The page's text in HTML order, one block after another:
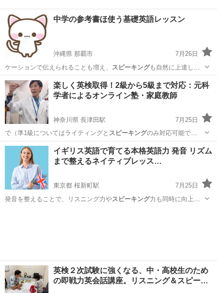
中学の参考書ほ使う基礎英語レッスン
沖縄県 那覇市
7月26日
ケーションで伝えられることも増え、
スピーキングも自然に上達しま
す。 「英単語・…
沖縄 那覇市 英語/基礎英語 レッスン
楽しく英検取得！2級から5級まで対応：元科
学者によるオンライン塾・家庭教師
神奈川県 長津田駅
7月25日
で（準1級についてはライティングと スピーキングのみ対応可能で
す。） 新しく導入…
神奈川 横浜市 長津田駅 英検 先生
イギリス英語で育てる本格英語力 発音 リズム
まで整えるネイティブレッス…
東京都 桜新町駅
7月25日
発音を整えることで、リスニング力やスピーキング力も同時に向上し
英検２次試験に強くなる、中・高校生のため
の即戦力英会話講座。リスニング＆スピー…